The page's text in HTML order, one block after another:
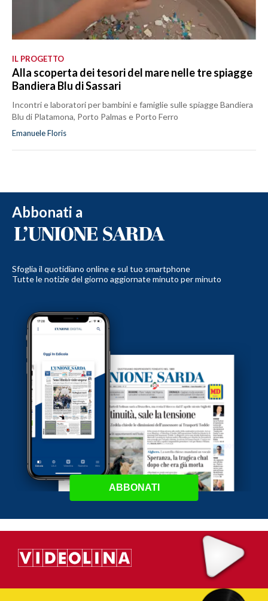
IL PROGETTO
Alla scoperta dei tesori del mare nelle tre spiagge
Bandiera Blu di Sassari
Incontri e laboratori per bambini e famiglie sulle spiagge Bandiera
Blu di Platamona, Porto Palmas e Porto Ferro
Emanuele Floris
Abbonati a
Sfoglia il quotidiano online e sul tuo smartphone
Tutte le notizie del giorno aggiornate minuto per minuto
ABBONATI